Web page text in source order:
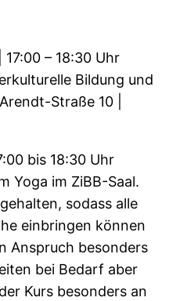
– 18:30 Uhr
Bildung und
Straße 10 |
bis 18:30 Uhr
Yoga im ZiBB-Saal.
sodass alle
einbringen können
Anspruch besonders
bei Bedarf aber
Kurs besonders an